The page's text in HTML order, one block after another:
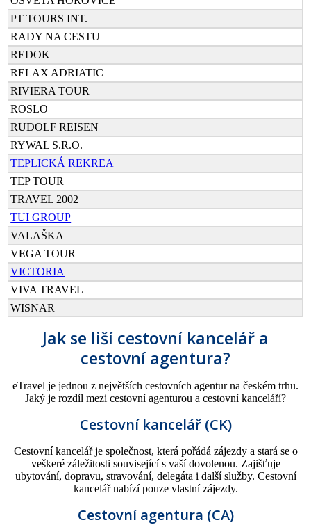
PT TOURS INT.
RADY NA CESTU
REDOK
RELAX ADRIATIC
RIVIERA TOUR
ROSLO
RUDOLF REISEN
RYWAL S.R.O.
TEPLICKÁ REKREA
TEP TOUR
TRAVEL 2002
TUI GROUP
VALAŠKA
VEGA TOUR
VICTORIA
VIVA TRAVEL
WISNAR
Jak se liší cestovní kancelář a
cestovní agentura?
eTravel je jednou z největších cestovních agentur na českém trhu.
Jaký je rozdíl mezi cestovní agenturou a cestovní kanceláří?
Cestovní kancelář (CK)
Cestovní kancelář je společnost, která pořádá zájezdy a stará se o
veškeré záležitosti související s vaší dovolenou. Zajišťuje
ubytování, dopravu, stravování, delegáta i další služby. Cestovní
kancelář nabízí pouze vlastní zájezdy.
Cestovní agentura (CA)